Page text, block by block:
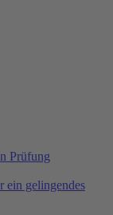
Prüfung
ein gelingendes